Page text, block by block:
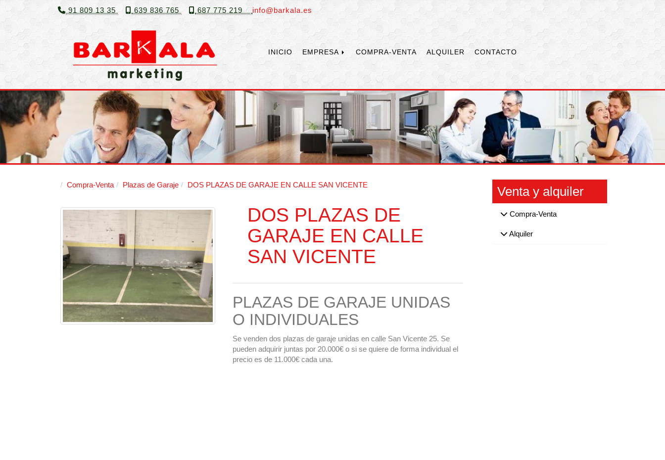
91 809 13 35 639 836 765 687 775 219 info barkala.es
INICIO EMPRESA COMPRA-VENTA ALQUILER CONTACTO
Compra-Venta Plazas de Garaje DOS PLAZAS DE GARAJE EN CALLE SAN VICENTE
DOS PLAZAS DE
GARAJE EN CALLE
SAN VICENTE
PLAZAS DE GARAJE UNIDAS
O INDIVIDUALES
Se venden dos plazas de garaje unidas en calle San Vicente 25. Se
pueden adquirir juntas por 20.000€ o si se quiere de forma individual el
precio es de 11.000€ cada una.
Venta y alquiler
Compra-Venta
Alquiler